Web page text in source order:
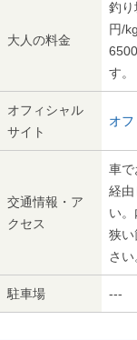
大人の料金
釣り
円/
す。
オフィシャル
サイト
オフ
交通情報・ア
クセス
車で
経由
い
狭い
さい
駐車場 ---